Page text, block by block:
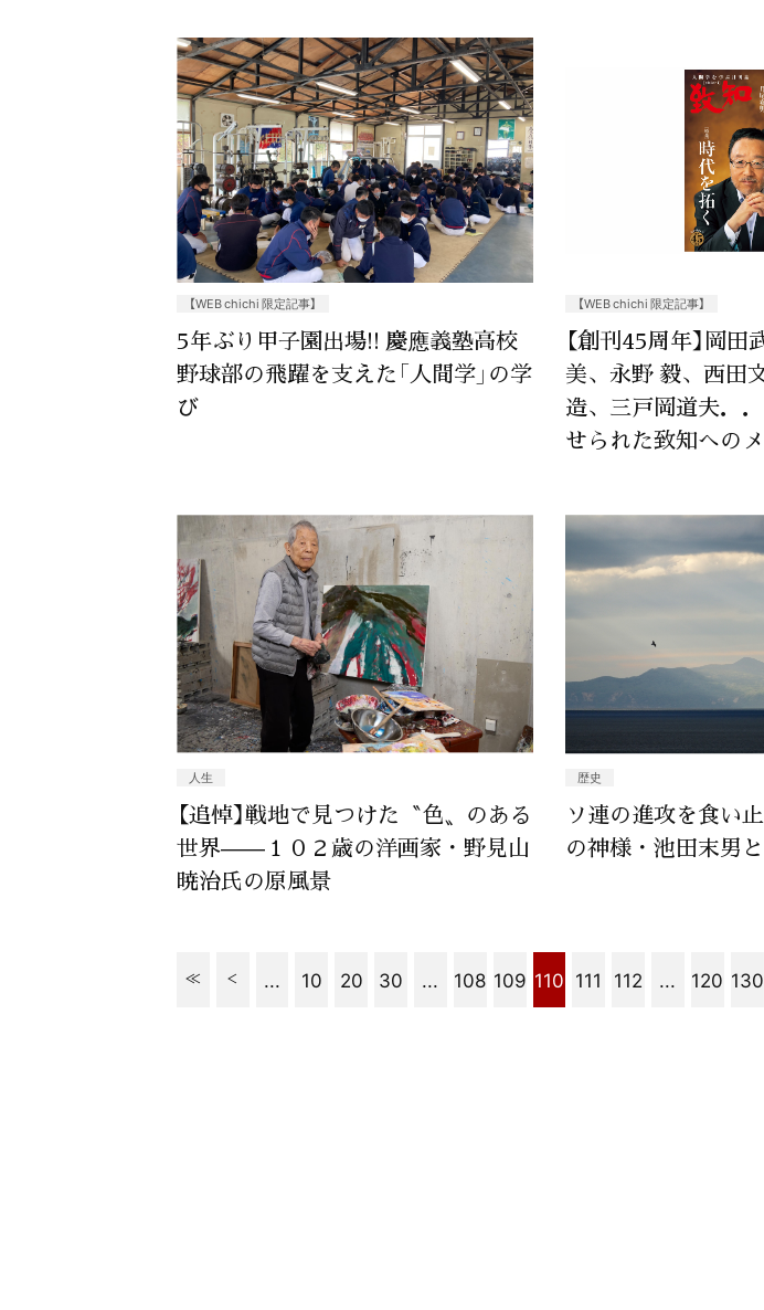
【WEB chichi 限定記事】
5年ぶり甲子園出場!! 慶應義塾高校
野球部の飛躍を支えた「人間学」の学
び
【WEB chichi 限定記事】
【創刊45周年】岡
美、永野 毅、西田
造、三戸岡道夫．
せられた致知への
人生
【追悼】戦地で見つけた〝色〟のある
世界——１０２歳の洋画家・野見山
暁治氏の原風景
歴史
ソ連の進攻を食い
の神様・池田末男
... 10 20 30 ... 108 109 110 111 112 ... 120 130